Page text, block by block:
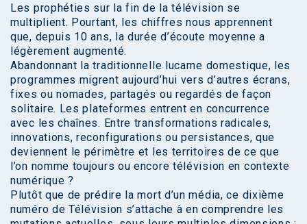
Les prophéties sur la fin de la télévision se
multiplient. Pourtant, les chiffres nous apprennent
que, depuis 10 ans, la durée d’écoute moyenne a
légèrement augmenté.
Abandonnant la traditionnelle lucarne domestique, les
programmes migrent aujourd’hui vers d’autres écrans,
fixes ou nomades, partagés ou regardés de façon
solitaire. Les plateformes entrent en concurrence
avec les chaînes. Entre transformations radicales,
innovations, reconfigurations ou persistances, que
deviennent le périmètre et les territoires de ce que
l’on nomme toujours ou encore télévision en contexte
numérique ?
Plutôt que de prédire la mort d’un média, ce dixième
numéro de Télévision s’attache à en comprendre les